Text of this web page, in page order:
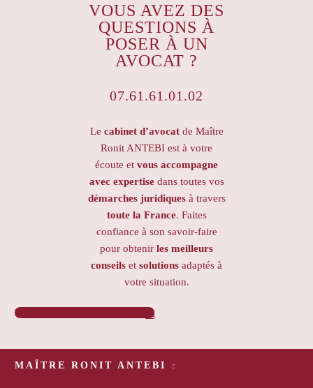
VOUS AVEZ DES
QUESTIONS À
POSER À UN
AVOCAT ?
07.61.61.01.02
Le cabinet d’avocatde Maître
Ronit ANTEBI est à votre
écoute et vous accompagne
avec expertisedans toutes vos
démarches juridiquesà travers
toute la France. Faites
confiance à son savoir-faire
pour obtenir les meilleurs
conseils et solutions adaptés à
votre situation.
PRENDRE RENDEZ-VOUS 
MAÎTRE RONIT ANTEBI